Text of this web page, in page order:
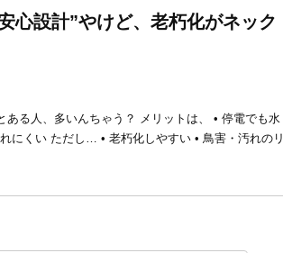
心設計”やけど、老朽化がネック
る人、多いんちゃう？ メリットは、 • 停電でも水
にくい ただし… • 老朽化しやすい • 鳥害・汚れのリ